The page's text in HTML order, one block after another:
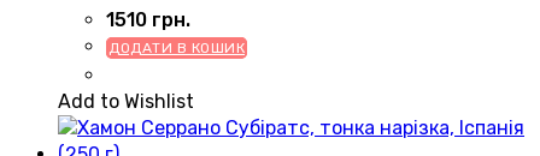
1510 грн.
ДОДАТИ В КОШИК
Add to Wishlist